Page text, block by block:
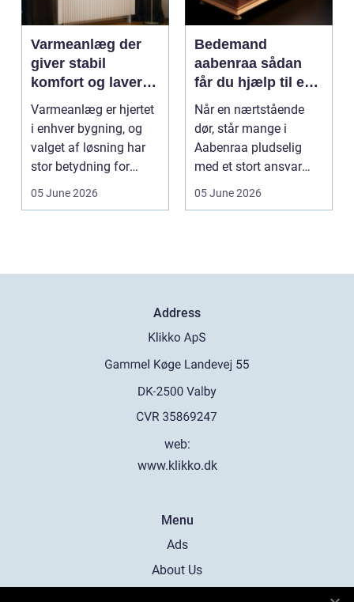
Varmeanlæg der
giver stabil
komfort og lavere
energiregning
Varmeanlæg er hjertet
i enhver bygning, og
valget af løsning har
stor betydning for
b&a...
05 June 2026
Bedemand
aabenraa sådan
får du hjælp til en
værdig afsked
Når en nærtstående
dør, står mange i
Aabenraa pludselig
med et stort ansvar
midt i sorgen.
05 June 2026
Address
web:
www.klikko.dk
Menu
Ads
About Us